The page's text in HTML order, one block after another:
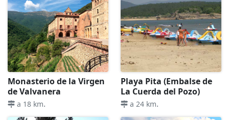
Monasterio de la Virgen
de Valvanera
a 18 km.
Playa Pita (Embalse de
La Cuerda del Pozo)
a 24 km.